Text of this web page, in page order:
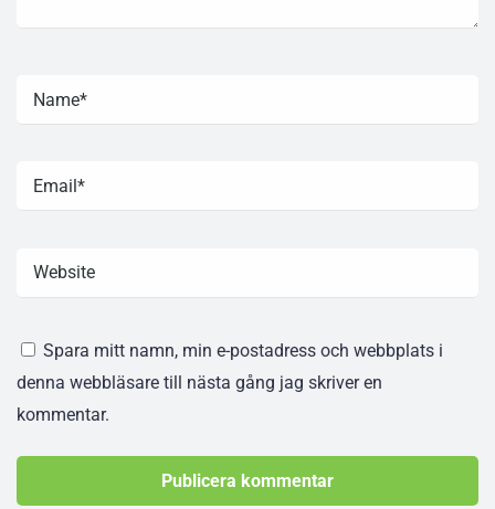
Spara mitt namn, min e-postadress och webbplats i
denna webbläsare till nästa gång jag skriver en
kommentar.